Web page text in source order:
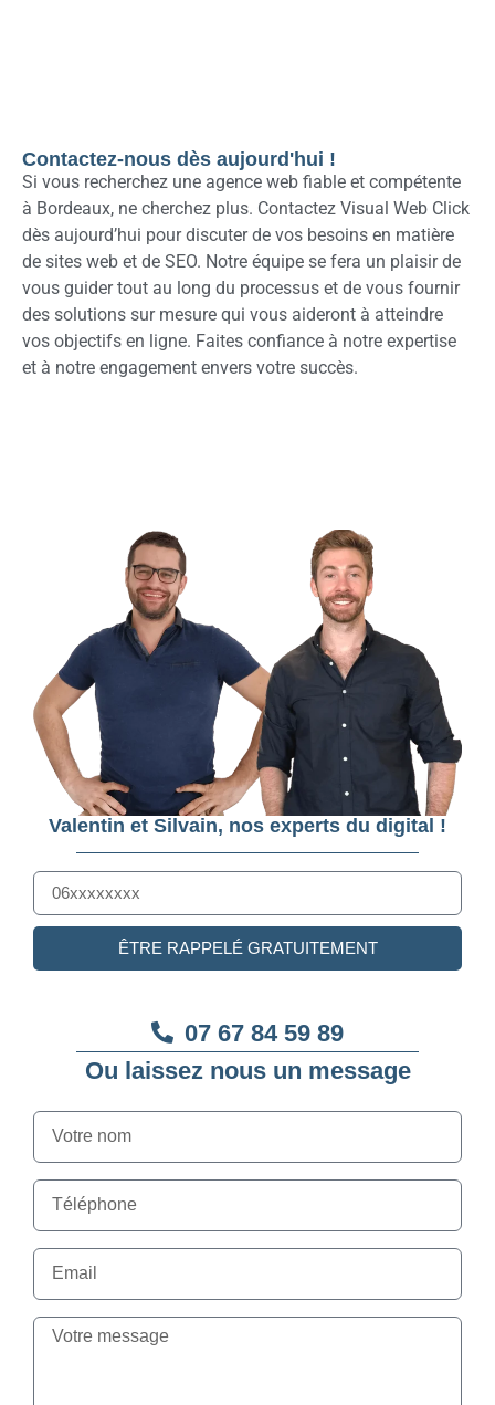
Contactez-nous dès aujourd'hui !
Si vous recherchez une agence web fiable et compétente
à Bordeaux, ne cherchez plus. Contactez Visual Web Click
dès aujourd’hui pour discuter de vos besoins en matière
de sites web et de SEO. Notre équipe se fera un plaisir de
vous guider tout au long du processus et de vous fournir
des solutions sur mesure qui vous aideront à atteindre
vos objectifs en ligne. Faites confiance à notre expertise
et à notre engagement envers votre succès.
Valentin et Silvain, nos experts du digital !
ÊTRE RAPPELÉ GRATUITEMENT
07 67 84 59 89
Ou laissez nous un message